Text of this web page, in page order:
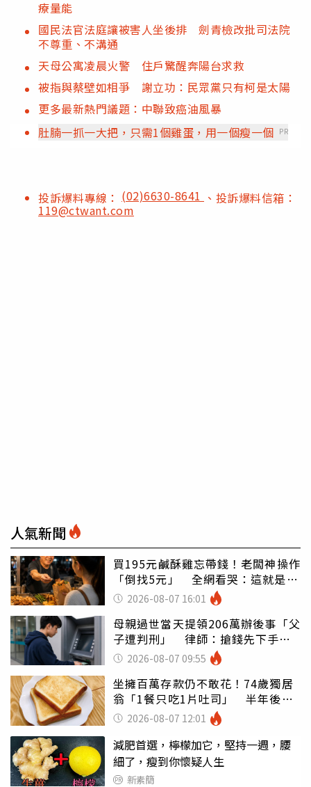
療量能
國民法官法庭讓被害人坐後排 劍青檢改批司法院
不尊重、不溝通
天母公寓凌晨火警 住戶驚醒奔陽台求救
被指與蔡壁如相爭 謝立功：民眾黨只有柯是太陽
更多最新熱門議題：中聯致癌油風暴
肚腩一抓一大把，只需1個雞蛋，用一個瘦一個 PR
投訴爆料專線： (02)6630-8641 、投訴爆料信箱：
119@ctwant.com
人氣新聞
買195元鹹酥雞忘帶錢！老闆神操作
「倒找5元」 全網看哭：這就是台
灣 2026-08-07 16:01
母親過世當天提領206萬辦後事「父
子遭判刑」 律師：搶錢先下手是
罪 2026-08-07 09:55
坐擁百萬存款仍不敢花！74歲獨居
翁「1餐只吃1片吐司」 半年後暴
瘦嚇壞女兒
2026-08-07 12:01
減肥首選，檸檬加它，堅持一週，腰
細了，瘦到你懷疑人生
新素簡